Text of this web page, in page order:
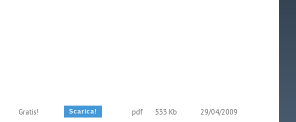
Gratis! pdf 533 Kb 29/04/2009